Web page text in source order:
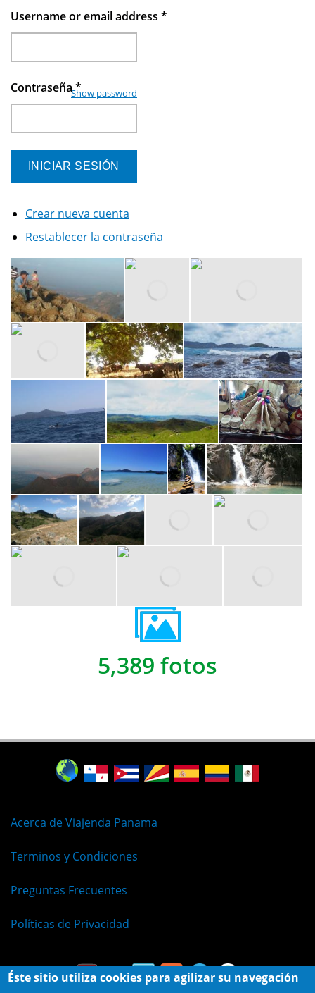
Username or email address *
Contraseña*
Show password
Crear nueva cuenta
Restablecer la contraseña
5,389 fotos
Acerca de Viajenda Panama
Terminos y Condiciones
Preguntas Frecuentes
Políticas de Privacidad
Éste sitio utiliza cookies para agilizar su navegación